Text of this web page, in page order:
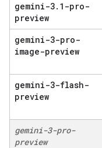
gemini-3. 1-pro-
preview
gemini-3-pro-
image-preview
gemini-3-flash-
preview
gemini-3-pro-
preview